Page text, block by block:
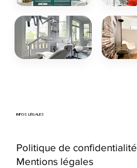
INFOS LÉGALES
Politique de confidentialité
Mentions légales